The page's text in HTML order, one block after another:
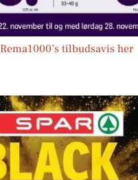
Rema1000’s tilbudsavis her